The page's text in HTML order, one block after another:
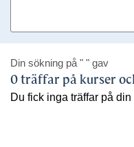
Din sökning på " " gav
0 träffar på kurser
Du fick inga träffar på